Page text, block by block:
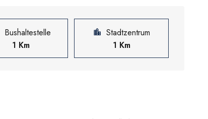
Bushaltestelle
1 Km
Stadtzentrum
1 Km